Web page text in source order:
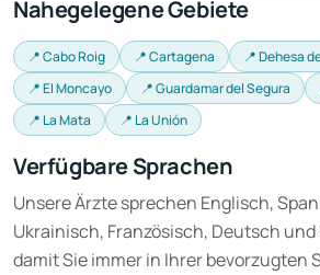
Nahegelegene Gebiete
📍 Cabo Roig 📍 Cartagena
📍 Dehesa
📍 El Moncayo
📍 Guardamar del Segura
📍 La Mata
📍 La Unión
Verfügbare Sprachen
Unsere Ärzte sprechen Englisch,
Ukrainisch, Französisch, Deutsch
damit Sie immer in Ihrer bevorzugten